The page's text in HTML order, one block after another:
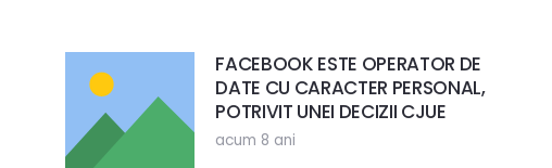
FACEBOOK ESTE OPERATOR DE
DATE CU CARACTER PERSONAL,
POTRIVIT UNEI DECIZII CJUE
acum 8 ani